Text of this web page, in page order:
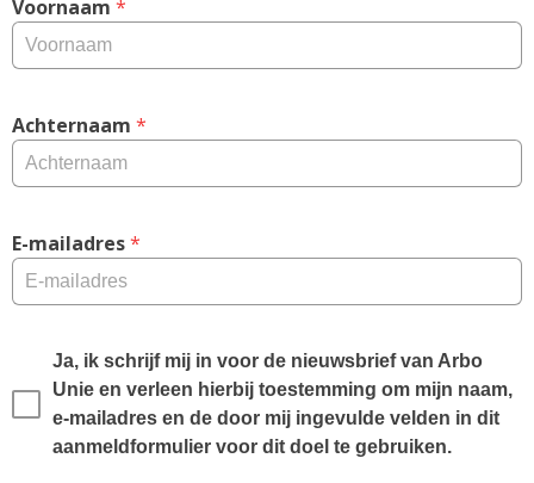
Voornaam *
Achternaam *
E-mailadres *
Ja, ik schrijf mij in voor de nieuwsbrief van Arbo
Unie en verleen hierbij toestemming om mijn naam,
e-mailadres en de door mij ingevulde velden in dit
aanmeldformulier voor dit doel te gebruiken.